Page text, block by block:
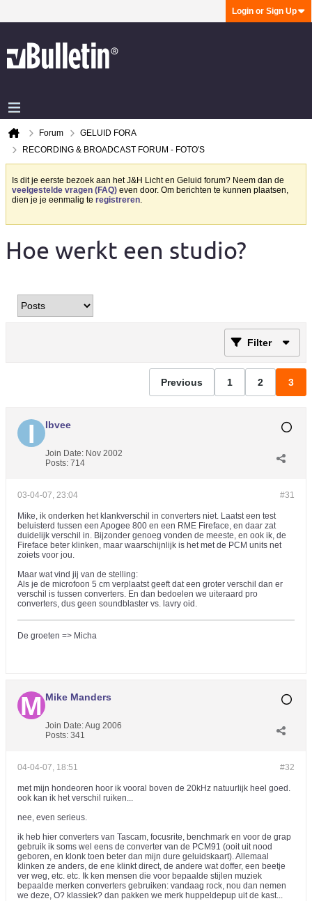
Login or Sign Up
Forum
GELUID FORA
RECORDING & BROADCAST FORUM - FOTO'S
Is dit je eerste bezoek aan het J&H Licht en Geluid forum? Neem dan de
veelgestelde vragen (FAQ) even door. Om berichten te kunnen plaatsen,
dien je je eenmalig te registreren.
Hoe werkt een studio?
Filter
Previous 1 2 3
Ibvee
Join Date: Nov 2002
Posts: 714
#31
03-04-07, 23:04
Mike, ik onderken het klankverschil in converters niet. Laatst een test
beluisterd tussen een Apogee 800 en een RME Fireface, en daar zat
duidelijk verschil in. Bijzonder genoeg vonden de meeste, en ook ik, de
Fireface beter klinken, maar waarschijnlijk is het met de PCM units net
zoiets voor jou.
Maar wat vind jij van de stelling:
Als je de microfoon 5 cm verplaatst geeft dat een groter verschil dan er
verschil is tussen converters. En dan bedoelen we uiteraard pro
converters, dus geen soundblaster vs. lavry oid.
De groeten => Micha
Mike Manders
Join Date:Aug 2006
Posts: 341
#32
04-04-07, 18:51
met mijn hondeoren hoor ik vooral boven de 20kHz natuurlijk heel goed.
ook kan ik het verschil ruiken...
nee, even serieus.
ik heb hier converters van Tascam, focusrite, benchmark en voor de grap
gebruik ik soms wel eens de converter van de PCM91 (ooit uit nood
geboren, en klonk toen beter dan mijn dure geluidskaart). Allemaal
klinken ze anders, de ene klinkt direct, de andere wat doffer, een beetje
ver weg, etc. etc. Ik ken mensen die voor bepaalde stijlen muziek
bepaalde merken converters gebruiken: vandaag rock, nou dan nemen
we deze, O? klassiek? dan pakken we merk huppeldepup uit de kast...